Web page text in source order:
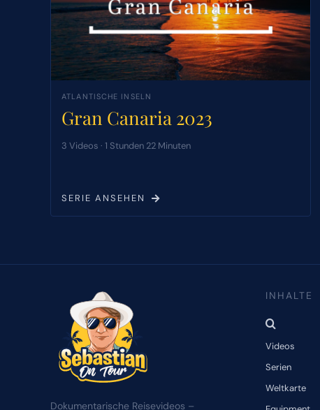
ATLANTISCHE INSELN
Gran Canaria 2023
3 Videos · 1 Stunden 22 Minuten
SERIE ANSEHEN
Dokumentarische Reisevideos –
INHALTE
Videos
Serien
Weltkarte